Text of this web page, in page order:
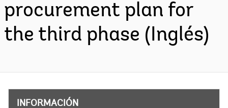
procurement plan for
the third phase (Inglés)
INFORMACIÓN